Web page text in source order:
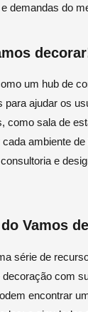
demandas do
um hub de
para ajudar os
como sala de
ambiente
e
Vamos
série de
com
encontrar